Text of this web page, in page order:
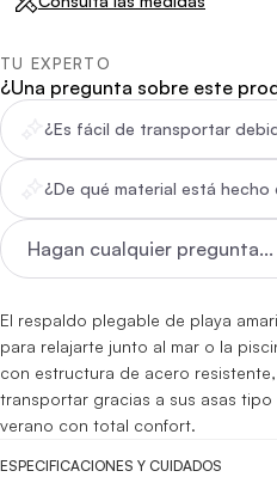
TU EXPERTO
¿Una pregunta sobre este
¿Es fácil de transportar
¿De qué material está hecho
El respaldo plegable de playa
para relajarte junto al mar o la
con estructura de acero
transportar gracias a sus asas
verano con total confort.
ESPECIFICACIONES Y CUIDADOS